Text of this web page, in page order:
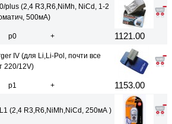
plus (2,4 R3,R6,NiMh, NiCd, 1-2
500мА)
р0 + 1121.00
IV (для Li,Li-Pol, почти все
220/12V)
р1 + 1153.00
(2,4 R3,R6,NiMh,NiCd, 250мА )